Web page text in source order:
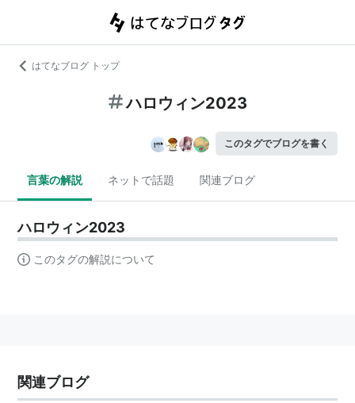
はてなブログ トップ
ハロウィン2023
このタグでブログを書く
言葉の解説 ネットで話題 関連ブログ
ハロウィン2023
このタグの解説について
関連ブログ